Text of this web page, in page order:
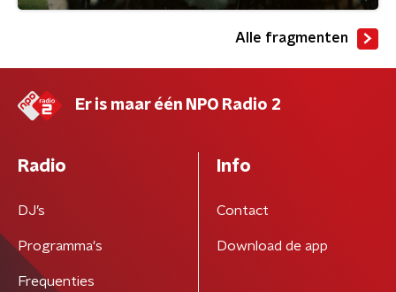
Alle fragmenten
Er is maar één NPO Radio 2
Radio
DJ’s
Programma's
Frequenties
Info
Contact
Download de app